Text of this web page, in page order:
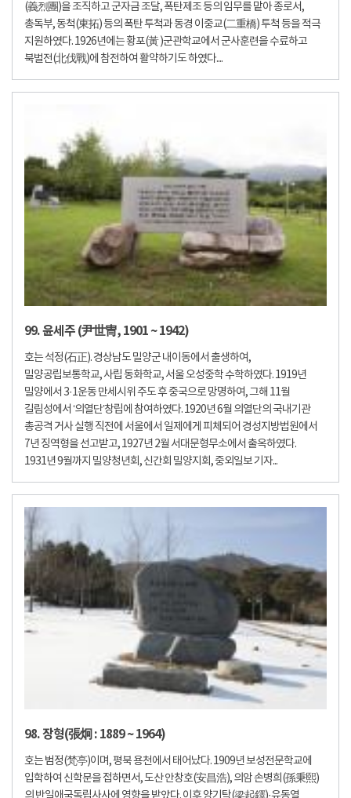
(義烈團)을 조직하고 군자금 조달, 폭탄제조 등의 임무를 맡아 종로서,
총독부, 동척(東拓) 등의 폭탄 투척과 동경 이중교(二重橋) 투척 등을 적극
지원하였다. 1926년에는 황포(黃 )군관학교에서 군사훈련을 수료하고
북벌전(北伐戰)에 참전하여 활약하기도 하였다....
99. 윤세주 (尹世冑, 1901 ~ 1942)
호는 석정(石正). 경상남도 밀양군 내이동에서 출생하여,
밀양공립보통학교, 사립 동화학교, 서울 오성중학 수학하였다. 1919년
밀양에서 3·1운동 만세시위 주도 후 중국으로 망명하여, 그해 11월
길림성에서 ‘의열단’창립에 참여하였다. 1920년 6월 의열단의 국내기관
총공격 거사 실행 직전에 서울에서 일제에게 피체되어 경성지방법원에서
7년 징역형을 선고받고, 1927년 2월 서대문형무소에서 출옥하였다.
1931년 9월까지 밀양청년회, 신간회 밀양지회, 중외일보 기자...
98. 장형(張炯 : 1889 ~ 1964)
호는 범정(梵亭)이며, 평북 용천에서 태어났다. 1909년 보성전문학교에
입학하여 신학문을 접하면서, 도산 안창호(安昌浩), 의암 손병희(孫秉熙)
의 반일애국독립사사에 영향을 받았다. 이후 양기탁(梁起鐸)·유동열